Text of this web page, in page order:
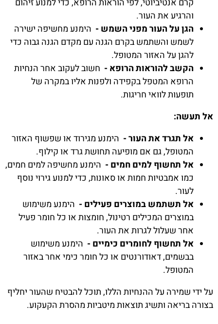
קרם אנטיביוטי, לפי הוראות הרופא, כדי למנוע זיהום
והרגיע את העור.
הגן על העור מפני השמש - הימנע מחשיפה ישירה
לשמש והשתמש בקרם הגנה עם מקדם הגנה גבוה כדי
להגן על האזור המטופל.
הקשב להוראות הרופא - חשוב לעקוב אחר הנחיות
הרופא המטפל בקפידה ולפנות אליו במקרה של
תופעות לוואי חריגות.
אל תעשה:
אל תגרד את העור - הימנע מגירוד או שפשוף האזור
המטופל, גם אם מופיעה תחושת גרד או קילוף.
אל תחשוף למים חמים - הימנע מחשיפה למים חמים,
כמו אמבטיות חמות או סאונות, כדי למנוע גירוי נוסף
לעור.
אל תשתמש במוצרים פעילים - הימנע משימוש
במוצרים המכילים רטינול, חומצות או כל חומר פעיל
אחר שעלול לגרות את העור.
אל תחשוף לחומרים כימיים - הימנע משימוש
בבשמים, דאודורנטים או כל חומר כימי אחר באזור
המטופל.
על ידי שמירה על ההנחיות הללו, תוכל להבטיח שהעור יחליף
בצורה בריאה ותשיג תוצאות מיטביות מהסרת הקעקוע.